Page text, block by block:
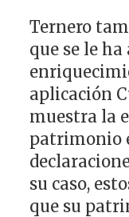
Ternero
que se le ha
aplicación
muestra la
patrimonio
su caso,
que su